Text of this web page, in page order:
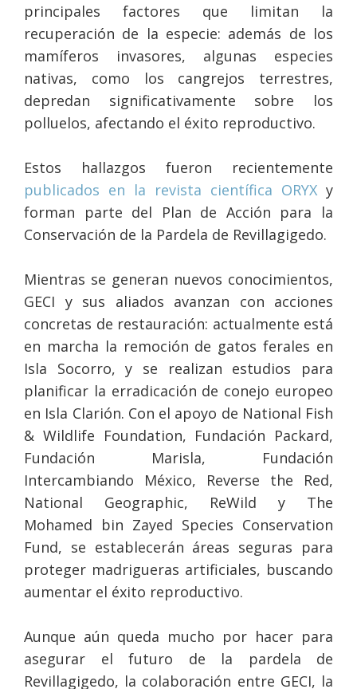
principales factores que limitan la
recuperación de la especie: además de los
mamíferos invasores, algunas especies
nativas, como los cangrejos terrestres,
depredan significativamente sobre los
polluelos, afectando el éxito reproductivo.
Estos hallazgos fueron recientemente
publicados en la revista científica ORYX y
forman parte del Plan de Acción para la
Conservación de la Pardela de Revillagigedo.
Mientras se generan nuevos conocimientos,
GECI y sus aliados avanzan con acciones
concretas de restauración: actualmente está
en marcha la remoción de gatos ferales en
Isla Socorro, y se realizan estudios para
planificar la erradicación de conejo europeo
en Isla Clarión. Con el apoyo de National Fish
& Wildlife Foundation, Fundación Packard,
Fundación Marisla, Fundación
Intercambiando México, Reverse the Red,
National Geographic, ReWild y The
Mohamed bin Zayed Species Conservation
Fund, se establecerán áreas seguras para
proteger madrigueras artificiales, buscando
aumentar el éxito reproductivo.
Aunque aún queda mucho por hacer para
asegurar el futuro de la pardela de
Revillagigedo, la colaboración entre GECI, la